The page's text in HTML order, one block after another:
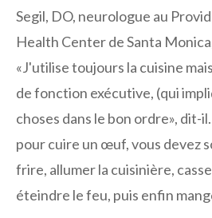
Segil, DO, neurologue au
Health Center de Santa
«J'utilise toujours la cuisine
de fonction exécutive, (qui
choses dans le bon ordre», dit-
pour cuire un œuf, vous devez
frire, allumer la cuisinière,
éteindre le feu, puis enfin